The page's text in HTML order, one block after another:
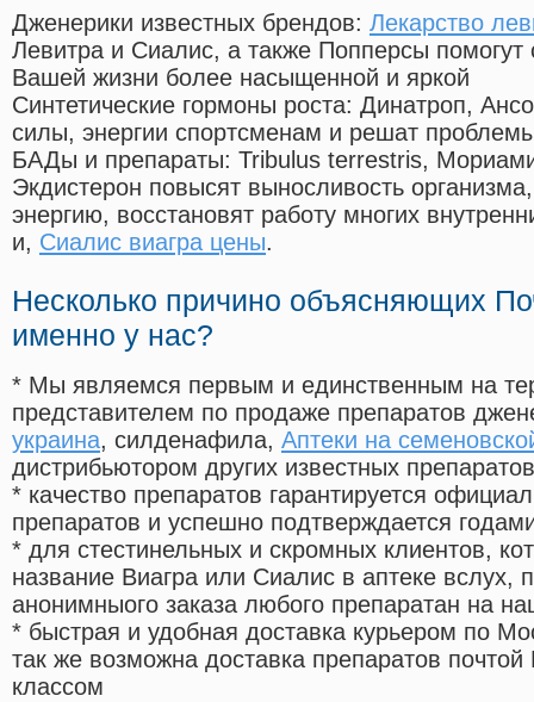
Дженерики известных брендов: Лекарство
Левитра и Сиалис, а также Попперсы помогут
Вашей жизни более насыщенной и яркой
Синтетические гормоны роста: Динатроп,
силы, энергии спортсменам и решат
БАДы и препараты: Tribulus terrestris,
Экдистерон повысят выносливость
энергию, восстановят работу многих
и, Сиалис виагра цены.
Несколько причино объясняющих
именно у нас?
* Мы являемся первым и единственным на
представителем по продаже препаратов
украина, силденафила, Аптеки на
дистрибьютором других известных препаратов
* качество препаратов гарантируется
препаратов и успешно подтверждается
* для стестинельных и скромных клиентов,
название Виагра или Сиалис в аптеке вслух,
анонимныого заказа любого препаратан на
* быстрая и удобная доставка курьером по
так же возможна доставка препаратов
классом